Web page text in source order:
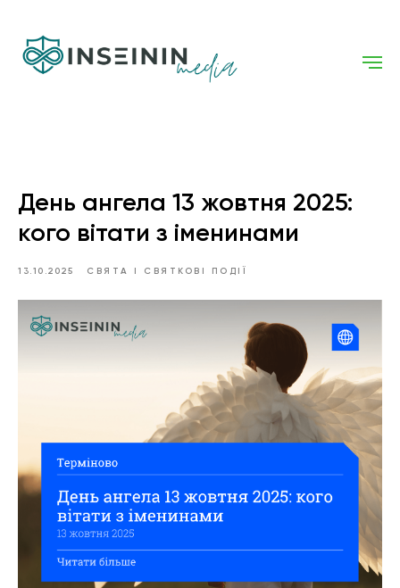
День ангела 13 жовтня 2025:
кого вітати з іменинами
13.10.2025 СВЯТА І СВЯТКОВІ ПОДІЇ